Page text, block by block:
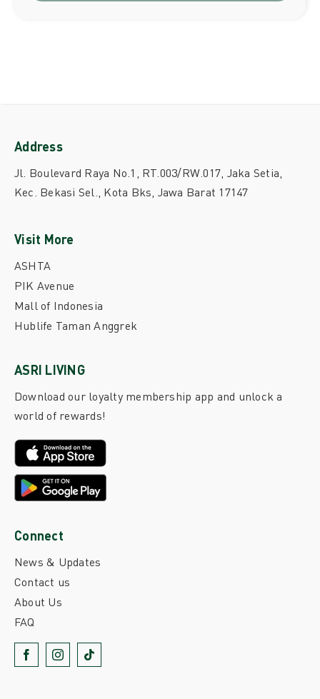
Address
Jl. Boulevard Raya No.1, RT.003/RW.017, Jaka Setia,
Kec. Bekasi Sel., Kota Bks, Jawa Barat 17147
Connect
News & Updates
Contact us
About Us
FAQ
Visit More
ASHTA
PIK Avenue
Mall of Indonesia
Hublife Taman Anggrek
ASRI LIVING
Download our loyalty membership app and unlock a
world of rewards!